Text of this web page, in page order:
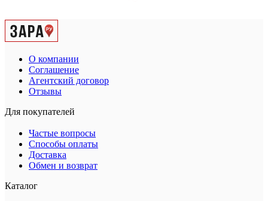
О компании
Соглашение
Агентский договор
Отзывы
Для покупателей
Частые вопросы
Способы оплаты
Доставка
Обмен и возврат
Каталог